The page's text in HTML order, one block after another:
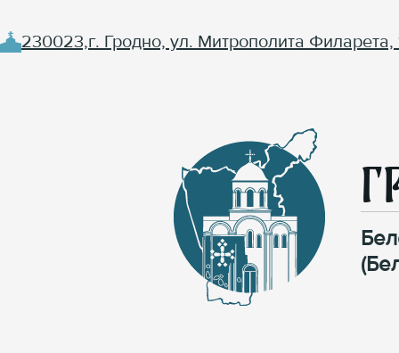
230023,г. Гродно, ул. Митрополита Филарета,